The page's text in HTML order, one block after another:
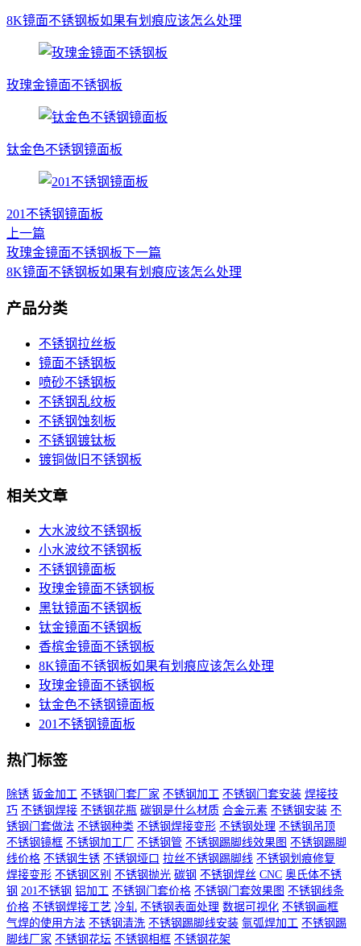
8K镜面不锈钢板如果有划痕应该怎么处理
玫瑰金镜面不锈钢板
钛金色不锈钢镜面板
201不锈钢镜面板
上一篇
玫瑰金镜面不锈钢板下一篇
8K镜面不锈钢板如果有划痕应该怎么处理
产品分类
不锈钢拉丝板
镜面不锈钢板
喷砂不锈钢板
不锈钢乱纹板
不锈钢蚀刻板
不锈钢镀钛板
镀铜做旧不锈钢板
相关文章
大水波纹不锈钢板
小水波纹不锈钢板
不锈钢镜面板
玫瑰金镜面不锈钢板
黑钛镜面不锈钢板
钛金镜面不锈钢板
香槟金镜面不锈钢板
8K镜面不锈钢板如果有划痕应该怎么处理
玫瑰金镜面不锈钢板
钛金色不锈钢镜面板
201不锈钢镜面板
热门标签
除锈 钣金加工 不锈钢门套厂家 不锈钢加工 不锈钢门套安装 焊接技
巧 不锈钢焊接 不锈钢花瓶 碳钢是什么材质 合金元素 不锈钢安装 不
锈钢门套做法 不锈钢种类 不锈钢焊接变形 不锈钢处理 不锈钢吊顶
不锈钢镜框 不锈钢加工厂 不锈钢管 不锈钢踢脚线效果图 不锈钢踢脚
线价格 不锈钢生锈 不锈钢垭口 拉丝不锈钢踢脚线 不锈钢划痕修复
焊接变形 不锈钢区别 不锈钢抛光 碳钢 不锈钢焊丝 CNC 奥氏体不锈
钢 201不锈钢 铝加工 不锈钢门套价格 不锈钢门套效果图 不锈钢线条
价格 不锈钢焊接工艺 冷轧 不锈钢表面处理 数据可视化 不锈钢画框
气焊的使用方法 不锈钢清洗 不锈钢踢脚线安装 氩弧焊加工 不锈钢踢
脚线厂家 不锈钢花坛 不锈钢相框 不锈钢花架